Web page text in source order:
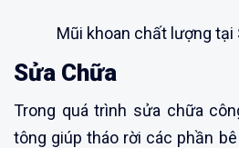
Mũi khoan chất lượng tại
Sửa Chữa
Trong quá trình sửa chữa
tông giúp tháo rời các phần